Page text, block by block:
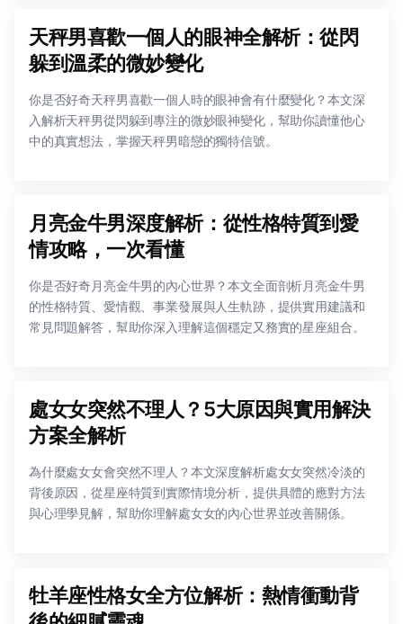
天秤男喜歡一個人的眼神全解析：從閃
躲到溫柔的微妙變化
你是否好奇天秤男喜歡一個人時的眼神會有什麼變化？本文深
入解析天秤男從閃躲到專注的微妙眼神變化，幫助你讀懂他心
中的真實想法，掌握天秤男暗戀的獨特信號。
月亮金牛男深度解析：從性格特質到愛
情攻略，一次看懂
你是否好奇月亮金牛男的內心世界？本文全面剖析月亮金牛男
的性格特質、愛情觀、事業發展與人生軌跡，提供實用建議和
常見問題解答，幫助你深入理解這個穩定又務實的星座組合。
處女女突然不理人？5大原因與實用解決
方案全解析
為什麼處女女會突然不理人？本文深度解析處女女突然冷淡的
背後原因，從星座特質到實際情境分析，提供具體的應對方法
與心理學見解，幫助你理解處女女的內心世界並改善關係。
牡羊座性格女全方位解析：熱情衝動背